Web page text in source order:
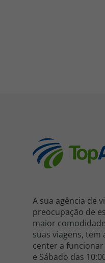
A sua agência de
preocupação de
maior
suas viagens,
center a funcionar
e Sábado das